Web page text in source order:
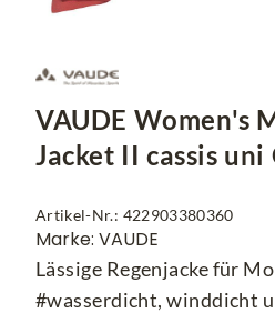
VAUDE Women's
Jacket II cassis uni
Artikel-Nr.: 422903380360
Marke: VAUDE
Lässige Regenjacke für
#wasserdicht, winddicht